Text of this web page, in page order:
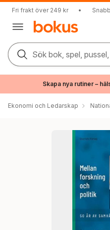
Fri frakt över 249 kr •
Sök bok, spel,
Skapa nya rutiner –
Ekonomi och Ledarskap